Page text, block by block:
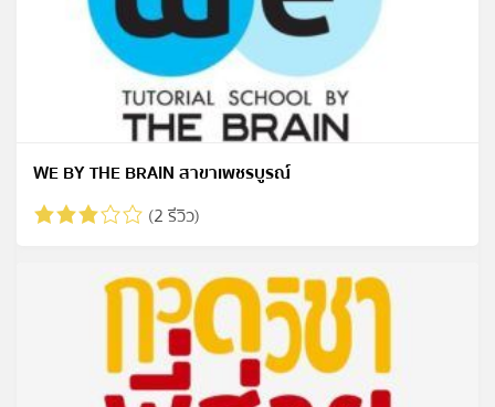
WE BY THE BRAIN สาขาเพชรบูรณ์
(2 รีวิว)